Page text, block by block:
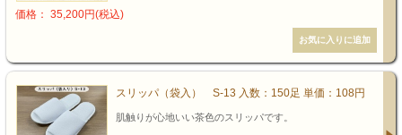
価格： 35,200円(税込)
スリッパ（袋入） S-13 入数：150足 単価：108円
肌触りが心地いい茶色のスリッパです。